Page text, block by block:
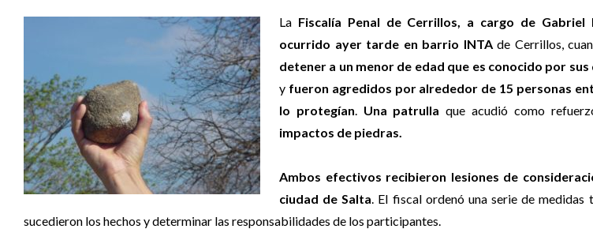
La Fiscalía Penal de Cerrillos, a cargo de Gabriel
ocurrido ayer tarde en barrio INTAde Cerrillos,
detener a un menor de edad que es conocido por
y fueron agredidos por alrededor de 15 personas
lo protegían
Una patrulla que acudió como
impactos de piedras.
Ambos efectivos recibieron lesiones de
ciudad de Salta . El fiscal ordenó una serie de
sucedieron los hechos y determinar las responsabilidades de los participantes.